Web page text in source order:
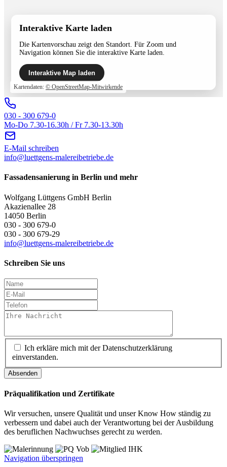
Interaktive Karte laden
Die Kartenvorschau zeigt den Standort. Für Zoom und
Navigation können Sie die interaktive Karte laden.
Interaktive Map laden
Kartendaten: © OpenStreetMap-Mitwirkende
030 - 300 679-0
Mo-Do 7.30-16.30h / Fr 7.30-13.30h
E-Mail schreiben
info@luettgens-malereibetriebe.de
Fassadensanierung in Berlin und mehr
Wolfgang Lüttgens GmbH Berlin
Akazienallee 28
14050 Berlin
030 - 300 679-0
030 - 300 679-29
info@luettgens-malereibetriebe.de
Schreiben Sie uns
Ich erkläre mich mit der Datenschutzerklärung
einverstanden.
Absenden
Präqualifikation und Zertifikate
Wir versuchen, unsere Qualität und unser Know How ständig zu
verbessern und dabei auch der Verantwortung bei der Ausbildung
des beruflichen Nachwuchses gerecht zu werden.
Navigation überspringen